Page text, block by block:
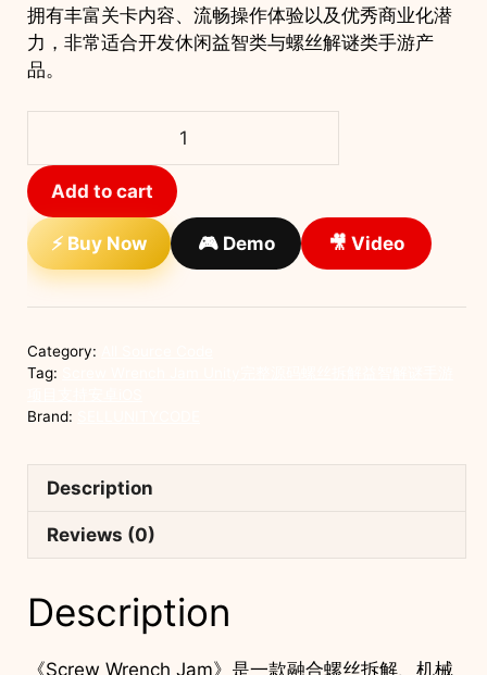
拥有丰富关卡内容、流畅操作体验以及优秀商业化潜
力，非常适合开发休闲益智类与螺丝解谜类手游产
品。
Jam
Unity
完
整
源
码
螺
丝
解
手
支
Add to cart
⚡ Buy Now 🎮 Demo 🎥 Video
Category:
Tag:
Brand:
Description
Reviews (0)
Description
《Screw Wrench Jam》是一款融合螺丝拆解、机械